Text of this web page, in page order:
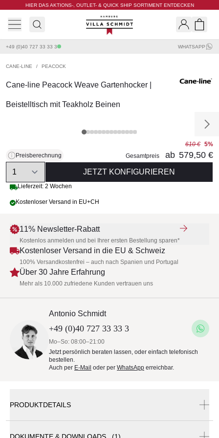
HIER DAS AKTIONS-, OUTLET- & QUICK SHIP SORTIMENT ENTDECKEN
Villa Schmidt
+49 (0)40 727 33 33 3 WHATSAPP
CANE-LINE / PEACOCK
Cane-line Peacock Weave Gartenhocker |
Beistelltisch mit Teakholz Beinen
Preisberechnung
610 € 5%
Gesamtpreis
ab 579,50 €
Quantity
JETZT KONFIGURIEREN
Lieferzeit: 2 Wochen
Kostenloser Versand in EU+CH
11% Newsletter-Rabatt
Kostenlos anmelden und bei Ihrer ersten Bestellung sparen*
Kostenloser Versand in die EU & Schweiz
100% Versandkostenfrei – auch nach Spanien und Portugal
Über 30 Jahre Erfahrung
Mehr als 10.000 zufriedene Kunden vertrauen uns
Antonio Schmidt
+49 (0)40 727 33 33 3
Mo–So: 08:00–21:00
Jetzt persönlich beraten lassen, oder einfach telefonisch
bestellen.
Auch per E-Mail oder per WhatsApp erreichbar.
PRODUKTDETAILS
DOKUMENTE & DOWNLOADS (1)